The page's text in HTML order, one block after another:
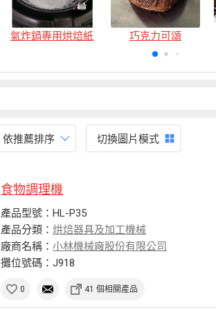
氣炸鍋專用烘焙紙 巧克力可頌
依推薦排序 切換圖片模式
食物調理機
產品型號：HL-P35
產品分類：烘焙器具及加工機械
廠商名稱：小林機械廠股份有限公司
攤位號碼：J918
0 41 個相關產品